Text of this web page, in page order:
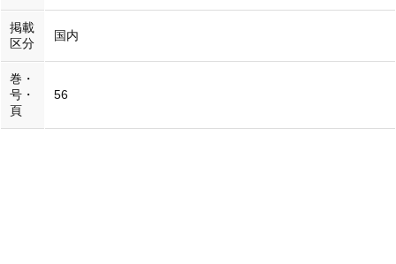
掲載
区分
国内
巻・
号・
頁
56